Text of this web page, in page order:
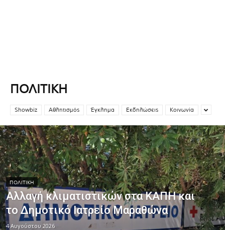
ΠΟΛΙΤΙΚΉ
Showbiz Αθλητισμός Έγκλημα Εκδηλώσεις Κοινωνία
ΠΟΛΙΤΙΚΉ
Αλλαγή κλιματιστικών στα ΚΑΠΗ και
το Δημοτικό Ιατρείο Μαραθώνα
4 Αυγούστου 2026